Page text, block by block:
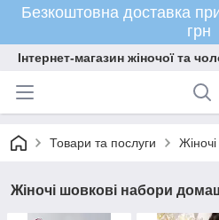
Безкоштовна доставка
грн
Інтернет-магазин жіночої та
Товари та послуги
Жіночі шовкові набори